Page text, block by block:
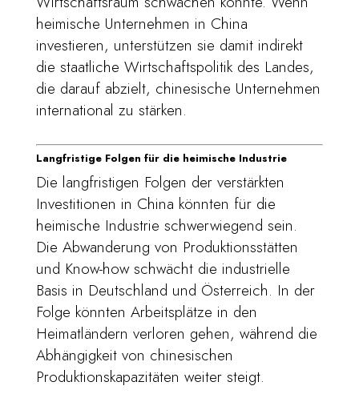
heimische Unternehmen in China
investieren, unterstützen sie damit indirekt
die staatliche Wirtschaftspolitik des Landes,
die darauf abzielt, chinesische Unternehmen
international zu stärken.
Langfristige Folgen für die heimische Industrie
Die langfristigen Folgen der verstärkten
Investitionen in China könnten für die
heimische Industrie schwerwiegend sein.
Die Abwanderung von Produktionsstätten
und Know-how schwächt die industrielle
Basis in Deutschland und Österreich. In der
Folge könnten Arbeitsplätze in den
Heimatländern verloren gehen, während die
Abhängigkeit von chinesischen
Produktionskapazitäten weiter steigt.